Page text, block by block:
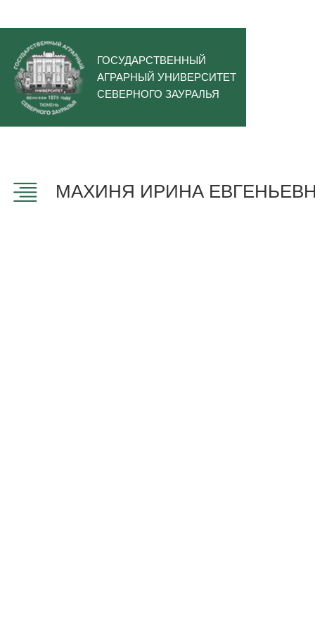
ГОСУДАРСТВЕННЫЙ
АГРАРНЫЙ УНИВЕРСИТЕТ
СЕВЕРНОГО ЗАУРАЛЬЯ
МАХИНЯ ИРИНА